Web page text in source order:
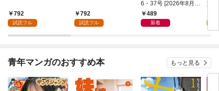
792
試読フル
792
試読フル
6・37号 [2026年8月6
日発売]
489
新着
貴
を
し
青年マンガのおすすめ本 もっと見る